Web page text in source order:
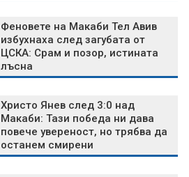
Феновете на Макаби Тел Авив
избухнаха след загубата от
ЦСКА: Срам и позор, истината
лъсна
Христо Янев след 3:0 над
Макаби: Тази победа ни дава
повече увереност, но трябва да
останем смирени